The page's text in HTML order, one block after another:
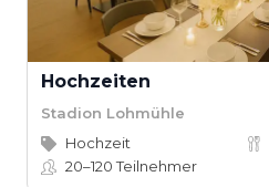
Hochzeiten
Stadion Lohmühle
Hochzeit
20–120Teilnehmer